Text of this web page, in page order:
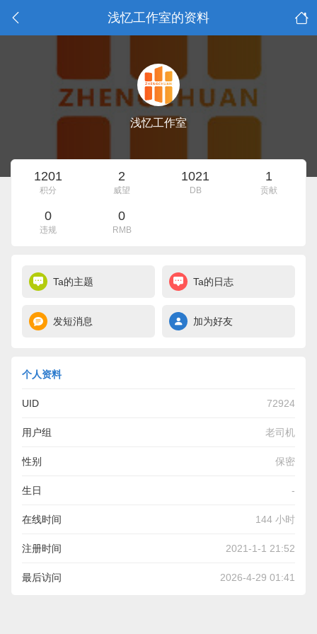
浅忆工作室的资料
浅忆工作室
1201
积分
2
威望
1021
DB
1
贡献
0
违规
0
RMB
Ta的主题 Ta的日志
发短消息 加为好友
个人资料
UID 72924
用户组 老司机
性别 保密
生日 -
在线时间 144 小时
注册时间 2021-1-1 21:52
最后访问 2026-4-29 01:41